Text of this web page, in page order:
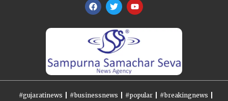
#gujaratinews #businessnews #popular #breakingnews